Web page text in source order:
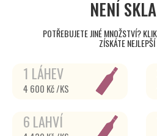
NENÍ
POTŘEBUJETE JINÉ MNOŽSTVÍ?
ZÍSKÁTE
1 LÁHEV
4 600 Kč /KS
6 LAHVÍ